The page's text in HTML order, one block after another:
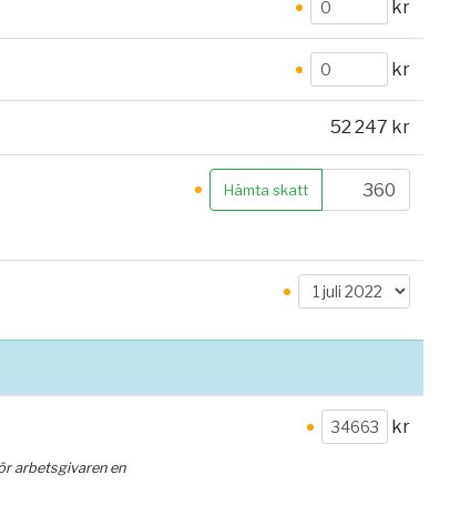
kr
kr
52 247 kr
Hämta skatt
kr
arbetsgivaren en